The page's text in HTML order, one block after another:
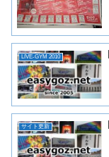
LIVE-GYM 2010
サイト更新